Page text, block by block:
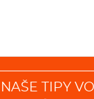
TIPY